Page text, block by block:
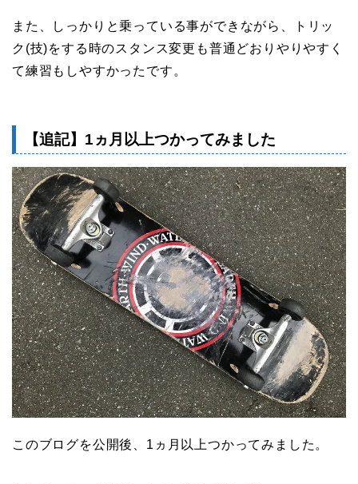
また、しっかりと乗っている事ができながら、トリッ
ク(技)をする時のスタンス変更も普通どおりやりやすく
て練習もしやすかったです。
【追記】1ヵ月以上つかってみました
このブログを公開後、1ヵ月以上つかってみました。